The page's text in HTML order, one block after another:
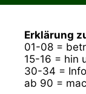
Erklärung
01-08 =
15-16 = hin
30-34 =
ab 90 =